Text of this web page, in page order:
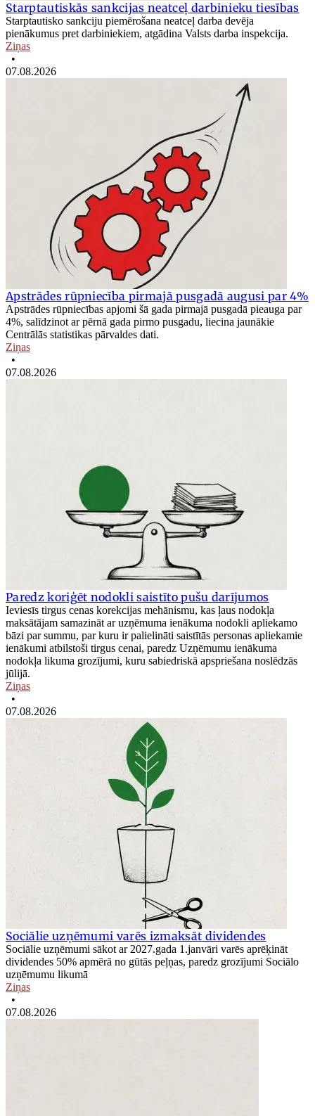
Starptautiskās sankcijas neatceļ darbinieku tiesības
Starptautisko sankciju piemērošana neatceļ darba devēja
pienākumus pret darbiniekiem, atgādina Valsts darba inspekcija.
Ziņas
•
07.08.2026
Apstrādes rūpniecība pirmajā pusgadā augusi par 4%
Apstrādes rūpniecības apjomi šā gada pirmajā pusgadā pieauga par
4%, salīdzinot ar pērnā gada pirmo pusgadu, liecina jaunākie
Centrālās statistikas pārvaldes dati.
Ziņas
•
07.08.2026
Paredz koriģēt nodokli saistīto pušu darījumos
Ieviesīs tirgus cenas korekcijas mehānismu, kas ļaus nodokļa
maksātājam samazināt ar uzņēmuma ienākuma nodokli apliekamo
bāzi par summu, par kuru ir palielināti saistītās personas apliekamie
ienākumi atbilstoši tirgus cenai, paredz Uzņēmumu ienākuma
nodokļa likuma grozījumi, kuru sabiedriskā apspriešana noslēdzās
jūlijā.
Ziņas
•
07.08.2026
Sociālie uzņēmumi varēs izmaksāt dividendes
Sociālie uzņēmumi sākot ar 2027.gada 1.janvāri varēs aprēķināt
dividendes 50% apmērā no gūtās peļņas, paredz grozījumi Sociālo
uzņēmumu likumā
Ziņas
•
07.08.2026